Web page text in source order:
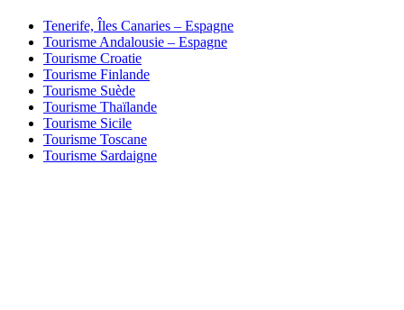
Tenerife, Îles Canaries – Espagne
Tourisme Andalousie – Espagne
Tourisme Croatie
Tourisme Finlande
Tourisme Suède
Tourisme Thaïlande
Tourisme Sicile
Tourisme Toscane
Tourisme Sardaigne